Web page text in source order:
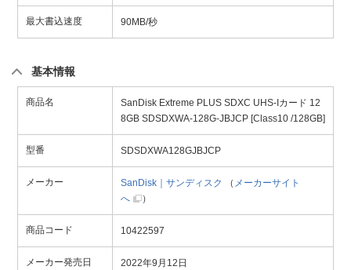
最大書込速度 90MB/秒
基本情報
商品名
SanDisk Extreme PLUS SDXC UHS-Iカード 12
8GB SDSDXWA-128G-JBJCP [Class10 /128GB]
型番 SDSDXWA128GJBJCP
メーカー SanDisk｜サンディスク （ メーカーサイト
へ
）
商品コード 10422597
メーカー発売日 2022年9月12日